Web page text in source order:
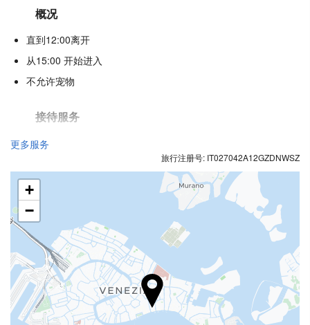
概况
直到12:00离开
从15:00 开始进入
不允许宠物
接待服务
24小时前台
食品与饮品
单点餐厅
酒巴
商务设施
商务中心
更多服务
旅行注册号: IT027042A12GZDNWSZ
+
−